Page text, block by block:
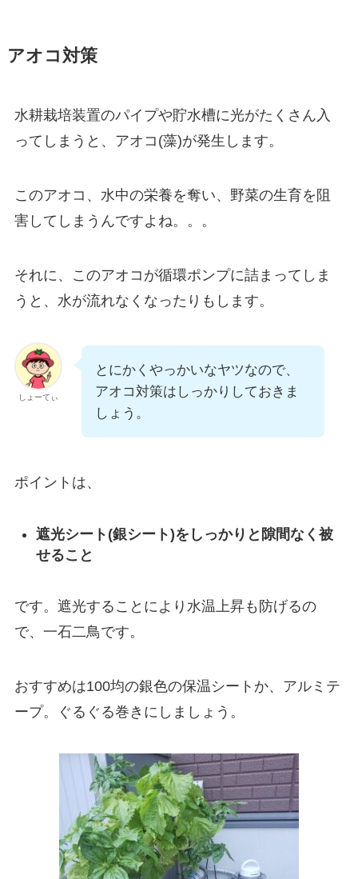
アオコ対策
水耕栽培装置のパイプや貯水槽に光がたくさん入
ってしまうと、アオコ(藻)が発生します。
このアオコ、水中の栄養を奪い、野菜の生育を阻
害してしまうんですよね。。。
それに、このアオコが循環ポンプに詰まってしま
うと、水が流れなくなったりもします。
しょーてぃ
とにかくやっかいなヤツなので、
アオコ対策はしっかりしておきま
しょう。
ポイントは、
遮光シート(銀シート)をしっかりと隙間なく被
せること
です。遮光することにより水温上昇も防げるの
で、一石二鳥です。
おすすめは100均の銀色の保温シートか、アルミテ
ープ。ぐるぐる巻きにしましょう。